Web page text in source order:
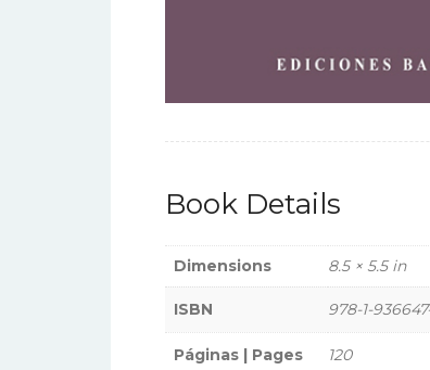
Book Details
Dimensions 8.5 × 5.5 in
ISBN 978-1-
Páginas | Pages 120